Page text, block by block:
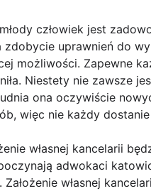
człowiek jest
uprawnień do
możliwości. Zapewne
Niestety nie zawsze
ona oczywiście
więc nie każdy dostanie
własnej kancelarii
adwokaci
własnej